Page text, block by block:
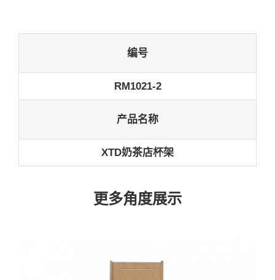
编号
RM1021-2
产品名称
XTD奶茶店杯架
更多角度展示